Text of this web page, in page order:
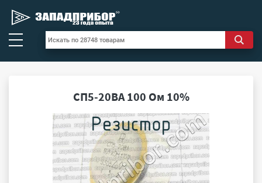
СП5-20ВА 100 Ом 10%